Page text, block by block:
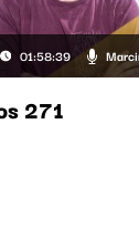
01:58:39
271